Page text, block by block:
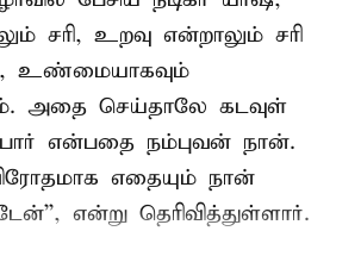
சரி, உறவு என்றாலும் சரி
உண்மையாகவும்
அதை செய்தாலே கடவுள்
என்பதை நம்புவன் நான்.
எதையும் நான்
என்று தெரிவித்துள்ளார்.